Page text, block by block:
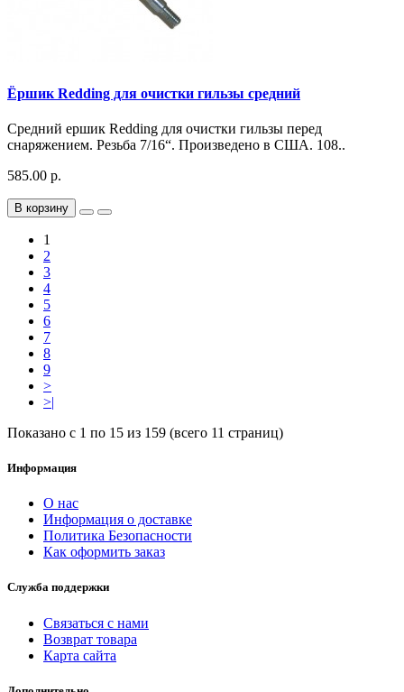
Ёршик Redding для очистки гильзы средний
Средний ершик Redding для очистки гильзы перед
снаряжением. Резьба 7/16“. Произведено в США. 108..
585.00 р.
В корзину
1
2
3
4
5
6
7
8
9
>
>|
Показано с 1 по 15 из 159 (всего 11 страниц)
Информация
О нас
Информация о доставке
Политика Безопасности
Как оформить заказ
Служба поддержки
Связаться с нами
Возврат товара
Карта сайта